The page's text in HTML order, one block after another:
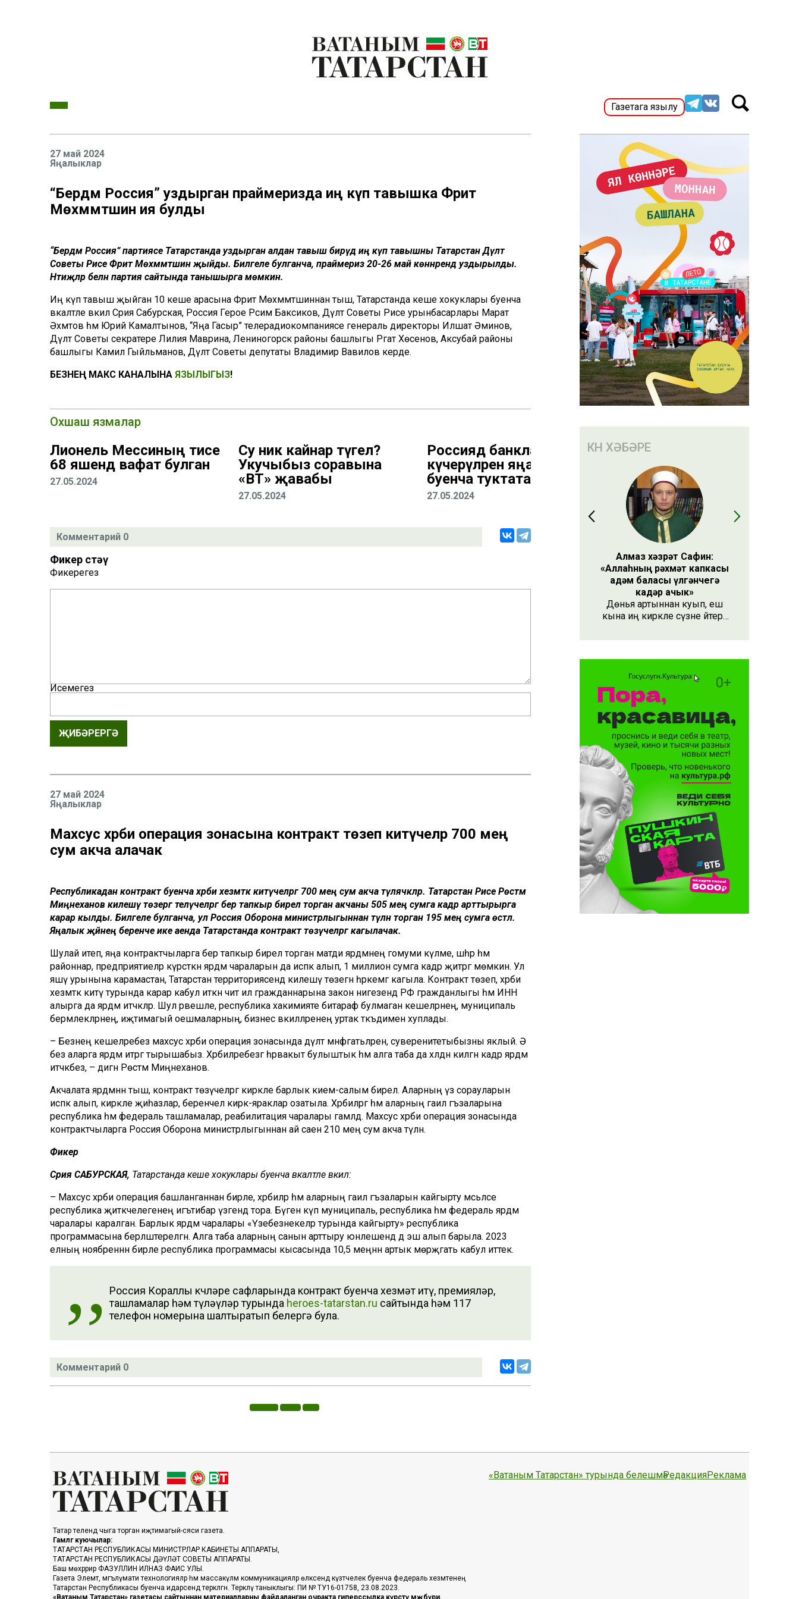
Газетага язылу
27 май 2024
Яңалыклар
“Бердәм Россия” уздырган праймеризда иң күп тавышка Фәрит
Мөхәммәтшин ия булды
“Бердәм Россия” партиясе Татарстанда уздырган алдан тавыш бирүдә иң күп тавышны Татарстан Дәүләт
Советы Рәисе Фәрит Мөхәммәтшин җыйды. Билгеле булганча, праймериз 20-26 май көннәрендә уздырылды.
Нәтиҗәләр белән партия сайтында танышырга мөмкин.
Иң күп тавыш җыйган 10 кеше арасына Фәрит Мөхәммәтшиннан тыш, Татарстанда кеше хокуклары буенча
вәкаләтле вәкил Сәрия Сабурская, Россия Герое Рәсим Баксиков, Дәүләт Советы Рәисе урынбасарлары Марат
Әхмәтов һәм Юрий Камалтынов, “Яңа Гасыр” телерадиокомпаниясе генераль директоры Илшат Әминов,
Дәүләт Советы секратере Лилия Маврина, Лениногорск районы башлыгы Рәгат Хөсәенов, Аксубай районы
башлыгы Камил Гыйльманов, Дәүләт Советы депутаты Владимир Вавилов керде.
БЕЗНЕҢ МАКС КАНАЛЫНА ЯЗЫЛЫГЫЗ!
Охшаш язмалар
Лионель Мессиның әтисе
68 яшендә вафат булган
27.05.2024
Су ник кайнар түгел?
Укучыбыз соравына
«ВТ» җавабы
27.05.2024
Россиядә банклар акча
күчерүләрен яңа сәбәп
буенча туктата алачак
27.05.2024
Комментарий 0
Фикер өстәү
Фикерегез
Исемегез
ҖИБӘРЕРГӘ
27 май 2024
Яңалыклар
Махсус хәрби операция зонасына контракт төзеп китүчеләр 700 мең
сум акча алачак
Республикадан контракт буенча хәрби хезмәткә китүчеләргә 700 мең сум акча түләячәкләр. Татарстан Рәисе Рөстәм
Миңнеханов килешү төзергә теләүчеләргә бер тапкыр бирелә торган акчаны 505 мең сумга кадәр арттырырга
карар кылды. Билгеле булганча, ул Россия Оборона министрлыгыннан түләнә торган 195 мең сумга өстәлә.
Яңалык җәйнең беренче ике аенда Татарстанда контракт төзүчеләргә кагылачак.
Шулай итеп, яңа контрактчыларга бер тапкыр бирелә торган матди ярдәмнең гомуми күләме, шәһәр һәм
районнар, предприятиеләр күрсәткән ярдәм чараларын да исәпкә алып, 1 миллион сумга кадәр җитәргә мөмкин. Ул
яшәү урынына карамастан, Татарстан территориясендә килешү төзегән һәркемгә кагыла. Контракт төзеп, хәрби
хезмәткә китү турында карар кабул иткән чит ил гражданнарына закон нигезендә РФ гражданлыгы һәм ИНН
алырга да ярдәм итәчәкләр. Шул рәвешле, республика хакимияте битараф булмаган кешеләрнең, муниципаль
берәмлекләрнең, иҗтимагый оешмаларның, бизнес вәкилләренең уртак тәкъдимен хуплады.
– Безнең кешеләребез махсус хәрби операция зонасында дәүләт мәнфәгатьләрен, суверенитетыбызны яклый. Ә
без аларга ярдәм итәргә тырышабыз. Хәрбиләребезгә һәрвакыт булыштык һәм алга таба да хәлдән килгән кадәр ярдәм
итәчәкбез, – дигән Рөстәм Миңнеханов.
Акчалата ярдәмнән тыш, контракт төзүчеләргә кирәкле барлык кием-салым бирелә. Аларның үз сорауларын
исәпкә алып, кирәкле җиһазлар, беренчел кирәк-яраклар озатыла. Хәрбиләргә һәм аларның гаилә әгъзаларына
республика һәм федераль ташламалар, реабилитация чаралары гамәлдә. Махсус хәрби операция зонасында
контрактчыларга Россия Оборона министрлыгыннан ай саен 210 мең сум акча түләнә.
Фикер
Сәрия САБУРСКАЯ, Татарстанда кеше хокуклары буенча вәкаләтле вәкил:
– Махсус хәрби операция башланганнан бирле, хәрбиләр һәм аларның гаилә әгъзаларын кайгырту мәсьәләсе
республика җитәкчелегенең игътибар үзәгендә тора. Бүген күп муниципаль, республика һәм федераль ярдәм
чаралары каралган. Барлык ярдәм чаралары «Үзебезнекеләр турында кайгырту» республика
программасына берләштерелгән. Алга таба аларның санын арттыру юнәлешендә дә эш алып барыла. 2023
елның ноябреннән бирле республика программасы кысасында 10,5 меңнән артык мөрәҗәгать кабул иттек.
Россия Кораллы көчләре сафларында контракт буенча хезмәт итү, премияләр,
ташламалар һәм түләүләр турында heroes-tatarstan.ru сайтында һәм 117
телефон номерына шалтыратып белергә була.
Комментарий 0
КӨН ХӘБӘРЕ
Алмаз хәзрәт Сафин:
«Аллаһның рәхмәт капкасы
адәм баласы үлгәнчегә
кадәр ачык»
Дөнья артыннан куып, еш
кына иң кирәкле сүзне әйтергә
Әлеге сүзне күршең яки
кеше бөтен яшәеше, барлыгы
Татар телендә чыга торган иҗтимагый-сәяси газета.
Гамәлгә куючылар:
ТАТАРСТАН РЕСПУБЛИКАСЫ МИНИСТРЛАР КАБИНЕТЫ АППАРАТЫ,
ТАТАРСТАН РЕСПУБЛИКАСЫ ДӘҮЛӘТ СОВЕТЫ АППАРАТЫ.
Баш мөхәррир ФАЗУЛЛИН ИЛНАЗ ФАИС УЛЫ.
Газета Элемтә, мәгълүмати технологияләр һәм массакүләм коммуникацияләр өлкәсендә күзәтчелек буенча федераль хезмәтенең
Татарстан Республикасы буенча идарәсендә теркәлгән. Теркәлү таныклыгы: ПИ № ТУ16-01758, 23.08.2023.
«Ватаным Татарстан» газетасы сайтыннан материалларны файдаланган очракта гиперссылка күрсәтү мәҗбүри.
«Ватаным Татарстан» турында белешмәРедакцияРеклама